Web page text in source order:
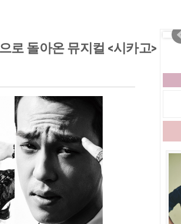
로 돌아온 뮤지컬 <시카고>